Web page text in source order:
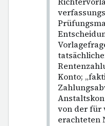
Konto;
von der für
erachteten